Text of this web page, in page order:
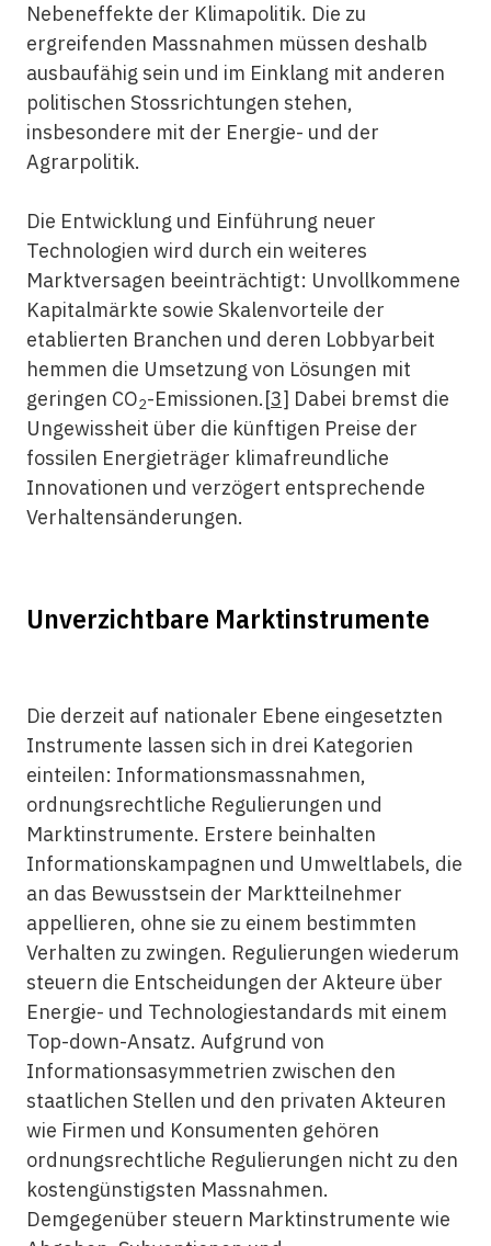
Nebeneffekte der Klimapolitik. Die zu
ergreifenden Massnahmen müssen deshalb
ausbaufähig sein und im Einklang mit anderen
politischen Stossrichtungen stehen,
insbesondere mit der Energie- und der
Agrarpolitik.
Die Entwicklung und Einführung neuer
Technologien wird durch ein weiteres
Marktversagen beeinträchtigt: Unvollkommene
Kapitalmärkte sowie Skalenvorteile der
etablierten Branchen und deren Lobbyarbeit
hemmen die Umsetzung von Lösungen mit
geringen CO2-Emissionen.[3] Dabei bremst die
Ungewissheit über die künftigen Preise der
fossilen Energieträger klimafreundliche
Innovationen und verzögert entsprechende
Verhaltensänderungen.
Unverzichtbare Marktinstrumente
Die derzeit auf nationaler Ebene eingesetzten
Instrumente lassen sich in drei Kategorien
einteilen: Informationsmassnahmen,
ordnungsrechtliche Regulierungen und
Marktinstrumente. Erstere beinhalten
Informationskampagnen und Umweltlabels, die
an das Bewusstsein der Marktteilnehmer
appellieren, ohne sie zu einem bestimmten
Verhalten zu zwingen. Regulierungen wiederum
steuern die Entscheidungen der Akteure über
Energie- und Technologiestandards mit einem
Top-down-Ansatz. Aufgrund von
Informationsasymmetrien zwischen den
staatlichen Stellen und den privaten Akteuren
wie Firmen und Konsumenten gehören
ordnungsrechtliche Regulierungen nicht zu den
kostengünstigsten Massnahmen.
Demgegenüber steuern Marktinstrumente wie